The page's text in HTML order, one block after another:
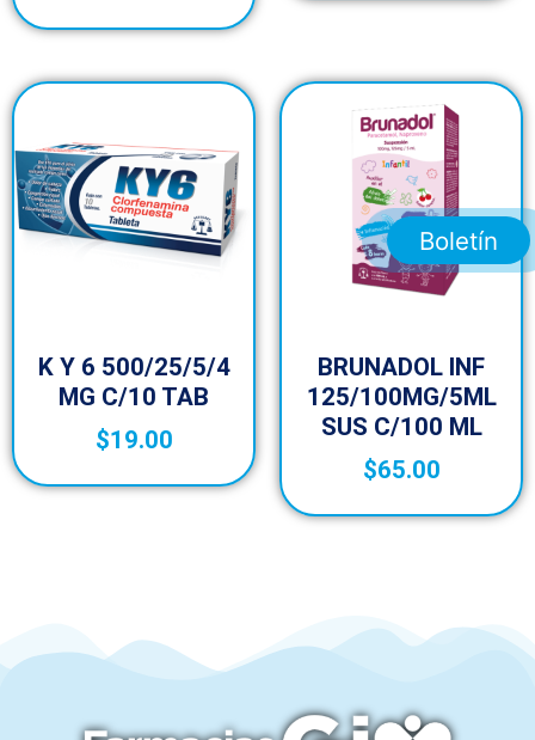
K Y 6 500/25/5/4
MG C/10 TAB
$19.00
BRUNADOL INF
125/100MG/5ML
SUS C/100 ML
$65.00
Boletín